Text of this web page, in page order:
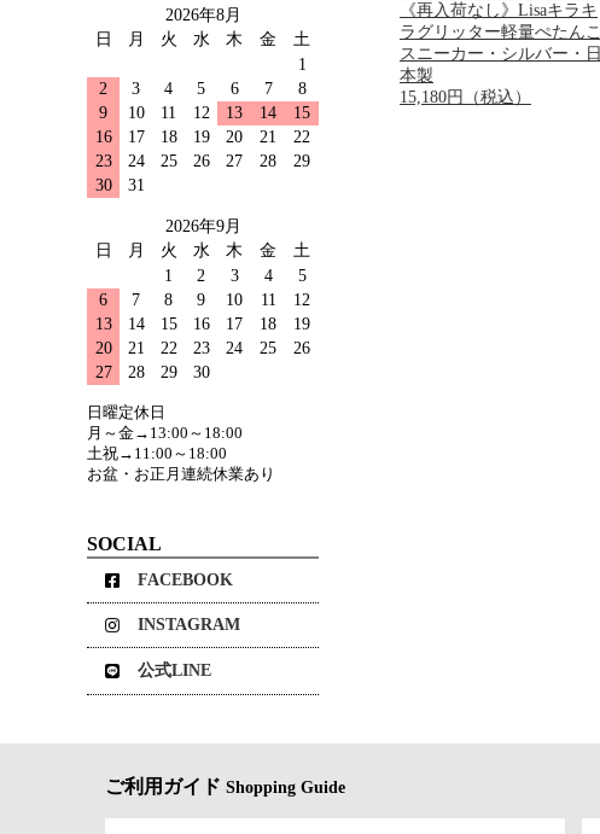
《再入荷なし》Lisaキラキ
ラグリッター軽量ぺたんこ
スニーカー・シルバー・日
本製
15,180円（税込）
2026年8月
日
月 火 水 木 金
土
1
2
3 4 5 6 7
8
9
10 11 12 13 14
15
16
17 18 19 20 21
22
23
24 25 26 27 28
29
30
31
2026年9月
日
月 火 水 木 金
土
1
2 3 4
5
6
7 8 9 10 11
12
13
14 15 16 17 18
19
20
21 22 23 24 25
26
27
28 29 30
日曜定休日
月～金→13:00～18:00
土祝→11:00～18:00
お盆・お正月連続休業あり
SOCIAL
FACEBOOK
INSTAGRAM
公式LINE
ご利用ガイド Shopping Guide